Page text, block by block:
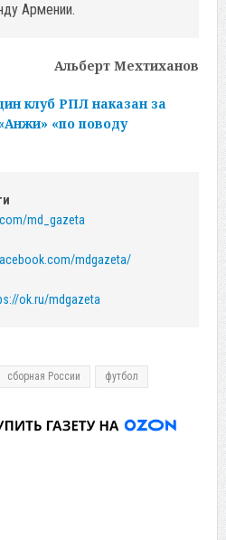
Армении.
Альберт Мехтиханов
клуб РПЛ наказан за
«по поводу
md_gazeta
mdgazeta/
ok.ru/mdgazeta
сборная России футбол